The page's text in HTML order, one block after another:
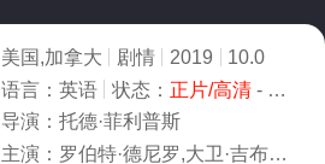
美国,加拿大 剧情 2019
10.0
语言： 英语 状态： 正片/高清- 免费在线观看
导演： 托德·菲利普斯
主演： 罗伯特·德尼罗,大卫·吉布森,安妮·比萨比亚,比尔·坎普,马克·马龙,莎姬·贝兹,布莱特·卡伦,格伦·弗莱施勒,布莱恩·泰里·亨利,道格拉斯